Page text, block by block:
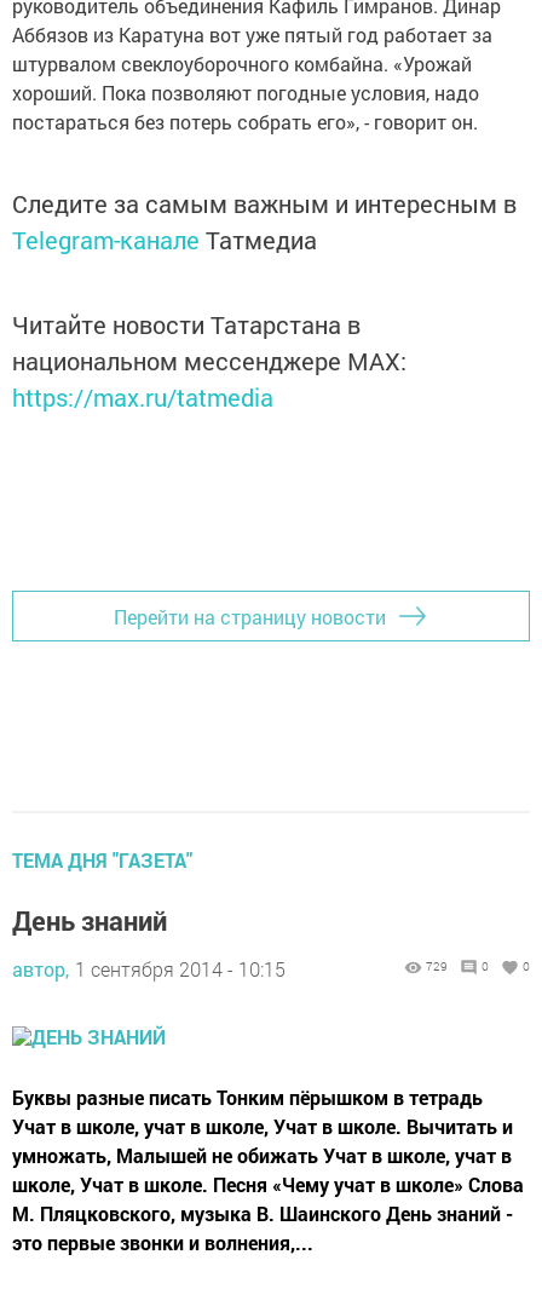
руководитель объединения Кафиль Гимранов. Динар
Аббязов из Каратуна вот уже пятый год работает за
штурвалом свеклоуборочного комбайна. «Урожай
хороший. Пока позволяют погодные условия, надо
постараться без потерь собрать его», - говорит он.
Следите за самым важным и интересным в
Telegram-канале Татмедиа
Читайте новости Татарстана в
национальном мессенджере MАХ:
https://max.ru/tatmedia
Перейти на страницу новости
ТЕМА ДНЯ "ГАЗЕТА"
День знаний
автор, 1 сентября 2014 - 10:15 729 0 0
Буквы разные писать Тонким пёрышком в тетрадь
Учат в школе, учат в школе, Учат в школе. Вычитать и
умножать, Малышей не обижать Учат в школе, учат в
школе, Учат в школе. Песня «Чему учат в школе» Слова
М. Пляцковского, музыка В. Шаинского День знаний -
это первые звонки и волнения,...